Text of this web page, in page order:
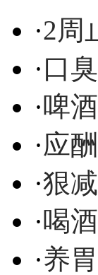
·2周
·口
·啤
·应
·狠
·喝
·养